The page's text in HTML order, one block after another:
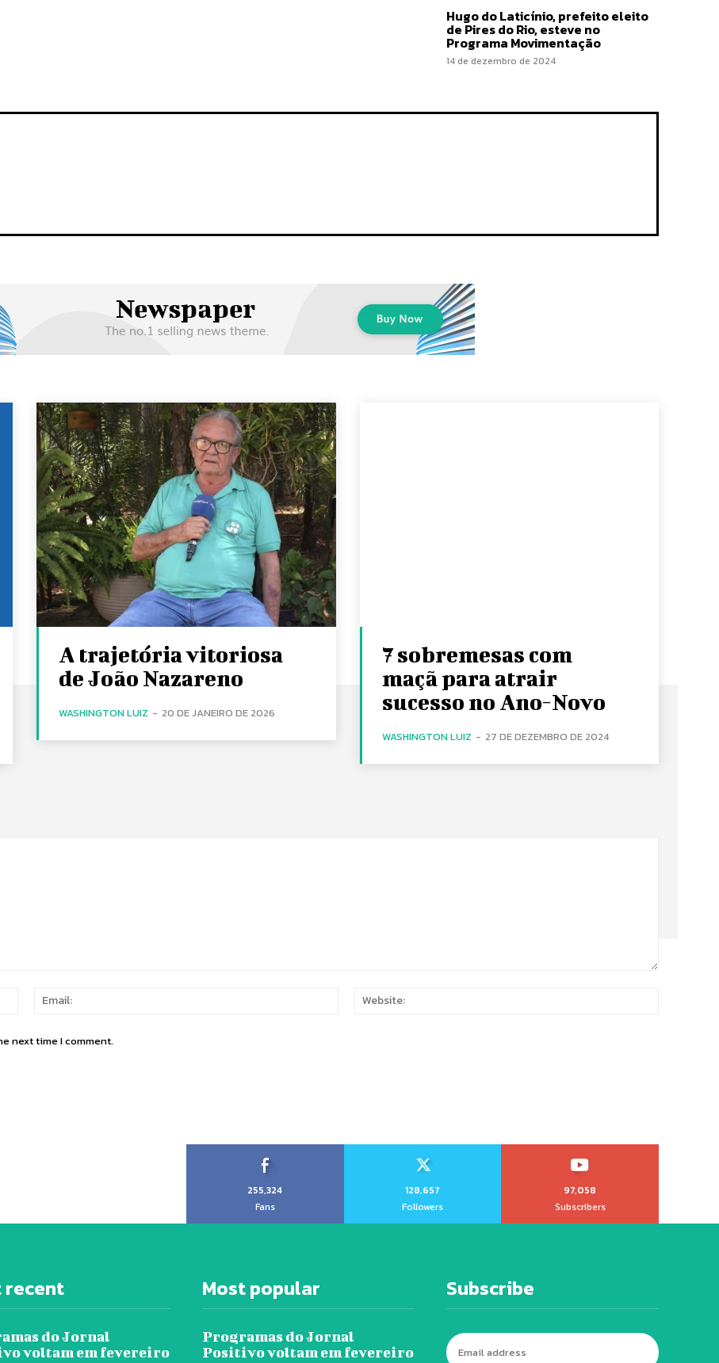
Hugo do Laticínio, prefeito eleito
de Pires do Rio, esteve no
Programa Movimentação
14 de dezembro de 2024
A trajetória vitoriosa
de João Nazareno
WASHINGTON LUIZ - 20 DE JANEIRO DE 2026
7 sobremesas com
maçã para atrair
sucesso no Ano-Novo
WASHINGTON LUIZ - 27 DE DEZEMBRO DE 2024
Name:
Email:
next time I comment.
255,324
Fans
128,657
Followers
97,058
Subscribers
recent
do Jornal
voltam em fevereiro
Most popular
Programas do Jornal
Positivo voltam em fevereiro
Subscribe